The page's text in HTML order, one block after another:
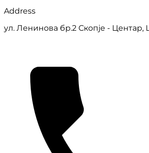
Address
ул. Ленинова бр.2 Скопје - Центар,